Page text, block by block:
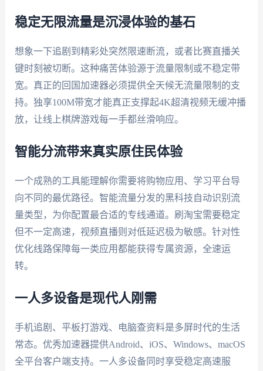
稳定无限流量是沉浸体验的基石
想象一下追剧到精彩处突然限速断流，或者比赛直播关
键时刻被切断。这种痛苦体验源于流量限制或不稳定带
宽。真正的回国加速器必须提供全天候无流量限制的支
持。独享100M带宽才能真正支撑起4K超清视频无缓冲播
放，让线上棋牌游戏每一手都丝滑响应。
智能分流带来真实原住民体验
一个成熟的工具能理解你需要将购物应用、学习平台导
向不同的最优路径。智能流量分发的黑科技自动识别流
量类型，为你配置最合适的专线通道。刷淘宝需要稳定
但不一定高速，视频直播则对低延迟极为敏感。针对性
优化线路保障每一类应用都能获得专属资源，全速运
转。
一人多设备是现代人刚需
手机追剧、平板打游戏、电脑查资料是多屏时代的生活
常态。优秀加速器提供Android、iOS、Windows、macOS
全平台客户端支持。一人多设备同时享受稳定高速服